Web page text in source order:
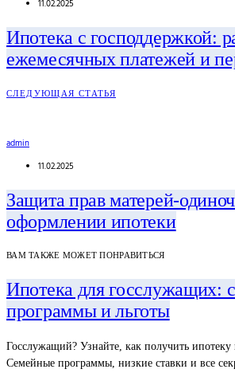
11.02.2025
Ипотека с господдержкой:
ежемесячных платежей и
СЛЕДУЮЩАЯ СТАТЬЯ
admin
11.02.2025
Защита прав матерей-
оформлении ипотеки
ВАМ ТАКЖЕ МОЖЕТ ПОНРАВИТЬСЯ
Ипотека для госслужащих:
программы и льготы
Госслужащий? Узнайте, как получить ипотеку
Семейные программы, низкие ставки и все